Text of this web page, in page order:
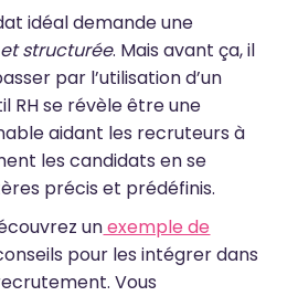
idéal demande une
structurée. Mais avant ça, il
par l’utilisation d’un
RH se révèle être une
aidant les recruteurs à
les candidats en se
précis et prédéfinis.
unexemple de
pour les intégrer dans
Vous